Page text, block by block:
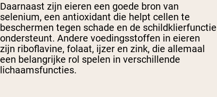
Daarnaast zijn eieren een goede bron van
selenium, een antioxidant die helpt cellen te
beschermen tegen schade en de schildklierfunctie
ondersteunt. Andere voedingsstoffen in eieren
zijn riboflavine, folaat, ijzer en zink, die allemaal
een belangrijke rol spelen in verschillende
lichaamsfuncties.